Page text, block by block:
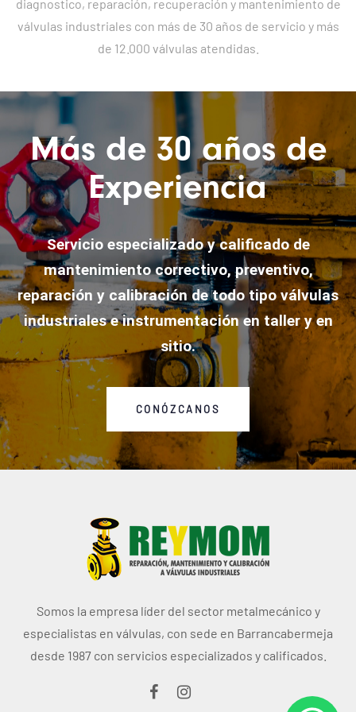
diagnostico, reparación, recuperación y mantenimiento de
válvulas industriales con más de 30 años de servicio y más
de 12.000 válvulas atendidas.
Más de 30 años de
Experiencia
Servicio especializado y calificado de
mantenimiento correctivo, preventivo,
reparación y calibración de todo tipo válvulas
industriales e instrumentación en taller y en
sitio.
CONÓZCANOS
Somos la empresa líder del sector metalmecánico y
especialistas en válvulas, con sede en Barrancabermeja
desde 1987 con servicios especializados y calificados.